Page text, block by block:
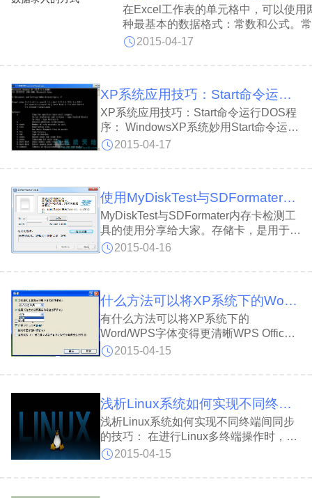
在Excel工作表的单元格中，可以使用
种最基本的数据格式：常数和公式。
是指文字、数字、日期和时间等数据
它特定的格式和输入方法，为了使用
2015-04-17
XP系统应用技巧：Start命令运行DOS程序
XP系统应用技巧：Start命令运行DOS程
序： WindowsXP系统妙用Start命令运行
DOS程序分享给大家。一些旧版本的软
用的是新版本的XP系统，由于新系统中
2015-04-17
使用MyDiskTest与SDFormater内存卡检测工具的方法
MyDiskTest与SDFormater内存卡检测工
具的使用分享给大家。存储卡，是用于手
机、数码相机、便携式电脑、MP3和其
片的形态，故统称为“存储卡”，又称为“数
2015-04-16
什么方法可以将XP系统下的Word/WPS字体变得更清晰?
有什么方法可以将XP系统下的
Word/WPS字体变得更清晰WPS Office
支持桌面和移动办公。且WPS移动版通
家和地区，WPS for Android在应用排行
应用之首。
2015-04-15
浅析Linux系统如何实现不同终端间同步的技巧
浅析Linux系统如何实现不同终端间同步
的技巧： 在进行Linux多终端操作时，如
果能够实现不同终端之间的同步，那么就
能够节省很多时间，操作方法也很简单，
2015-04-15